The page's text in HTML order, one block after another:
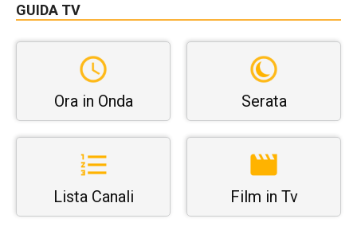
GUIDA TV
Ora in Onda Serata
Lista Canali Film in Tv